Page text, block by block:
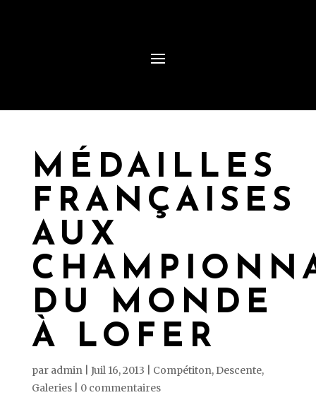
MÉDAILLES
FRANÇAISES
AUX
DU MONDE
À LOFER
par admin| Juil 16, 2013 Compétiton, Descente,
Galeries| 0 commentaires